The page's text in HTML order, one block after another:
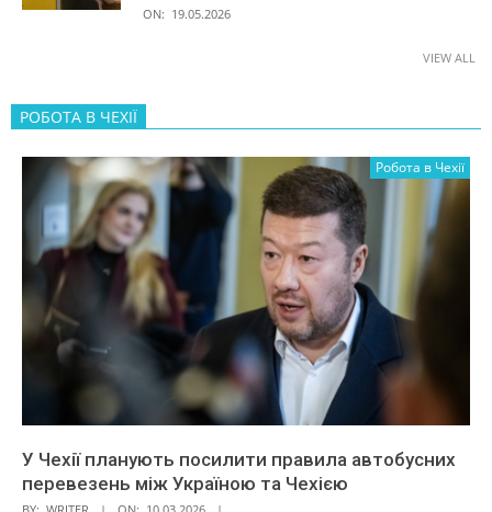
ON: 19.05.2026
VIEW ALL
РОБОТА В ЧЕХІЇ
Робота в Чехії
У Чехії планують посилити правила автобусних
перевезень між Україною та Чехією